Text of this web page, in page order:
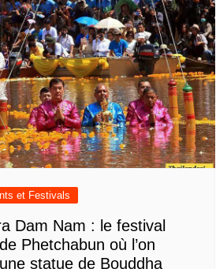
et Festivals
Dam Nam : le festival
Phetchabun où l’on
statue de Bouddha